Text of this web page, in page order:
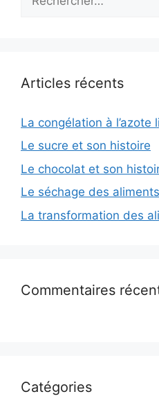
Articles récents
La congélation à l’azote
Le sucre et son histoire
Le chocolat et son
Le séchage des aliments
La transformation des
Commentaires
Catégories